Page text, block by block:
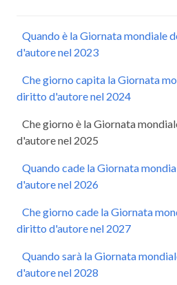
Quando è la Giornata mondiale
d'autore nel 2023
Che giorno capita la Giornata
diritto d'autore nel 2024
Che giorno è la Giornata
d'autore nel 2025
Quando cade la Giornata
d'autore nel 2026
Che giorno cade la Giornata
diritto d'autore nel 2027
Quando sarà la Giornata
d'autore nel 2028